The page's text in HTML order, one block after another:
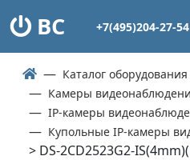
ВС +7(495)204-27-54
Каталог
Камеры
IP-камеры
Купольные IP-камеры
> DS-2CD2523G2-